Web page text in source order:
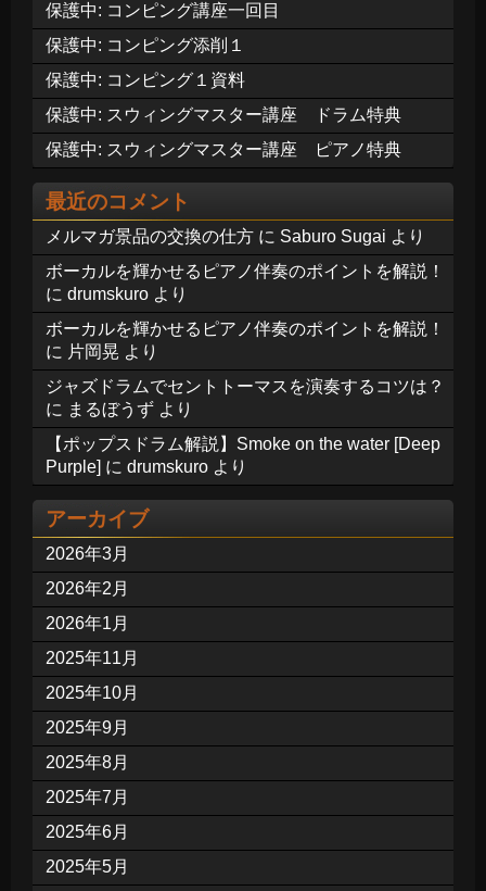
保護中: コンピング講座一回目
保護中: コンピング添削１
保護中: コンピング１資料
保護中: スウィングマスター講座 ドラム特典
保護中: スウィングマスター講座 ピアノ特典
最近のコメント
メルマガ景品の交換の仕方 に Saburo Sugai より
ボーカルを輝かせるピアノ伴奏のポイントを解説！
に drumskuro より
ボーカルを輝かせるピアノ伴奏のポイントを解説！
に 片岡晃 より
ジャズドラムでセントトーマスを演奏するコツは？
に まるぼうず より
【ポップスドラム解説】Smoke on the water [Deep
Purple] に drumskuro より
アーカイブ
2026年3月
2026年2月
2026年1月
2025年11月
2025年10月
2025年9月
2025年8月
2025年7月
2025年6月
2025年5月